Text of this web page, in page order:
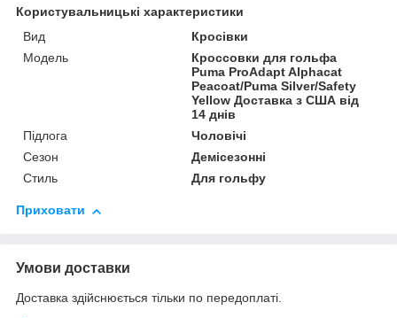
Користувальницькі характеристики
Вид
Кросівки
Мoдель
Кроссовки для гольфа
Puma ProAdapt Alphacat
Peacoat/Puma Silver/Safety
Yellow Доставка з США від
14 днів
Підлога
Чоловічі
Сезон
Демісезонні
Стиль
Для гольфу
Приховати
Умови доставки
Доставка здійснюється тільки по передоплаті.